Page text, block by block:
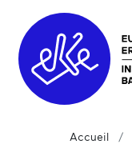
Accueil